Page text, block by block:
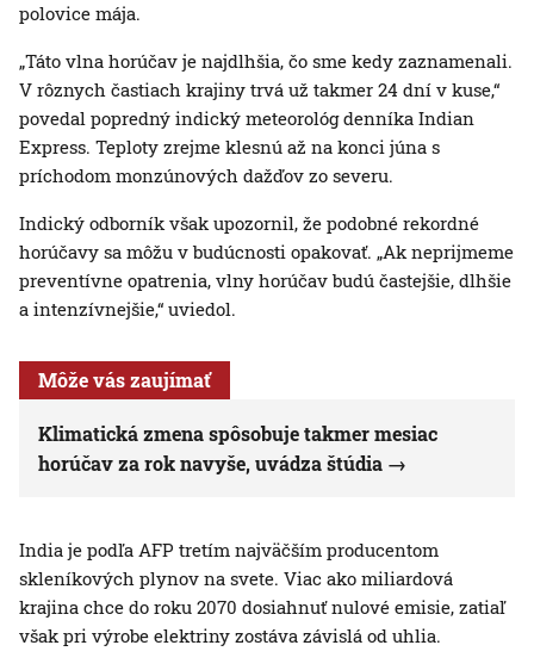
polovice mája.
„Táto vlna horúčav je najdlhšia, čo sme kedy zaznamenali.
V rôznych častiach krajiny trvá už takmer 24 dní v kuse,“
povedal popredný indický meteorológ denníka Indian
Express. Teploty zrejme klesnú až na konci júna s
príchodom monzúnových dažďov zo severu.
Indický odborník však upozornil, že podobné rekordné
horúčavy sa môžu v budúcnosti opakovať. „Ak neprijmeme
preventívne opatrenia, vlny horúčav budú častejšie, dlhšie
a intenzívnejšie,“ uviedol.
Môže vás zaujímať
Klimatická zmena spôsobuje takmer mesiac
horúčav za rok navyše, uvádza štúdia
India je podľa AFP tretím najväčším producentom
skleníkových plynov na svete. Viac ako miliardová
krajina chce do roku 2070 dosiahnuť nulové emisie, zatiaľ
však pri výrobe elektriny zostáva závislá od uhlia.